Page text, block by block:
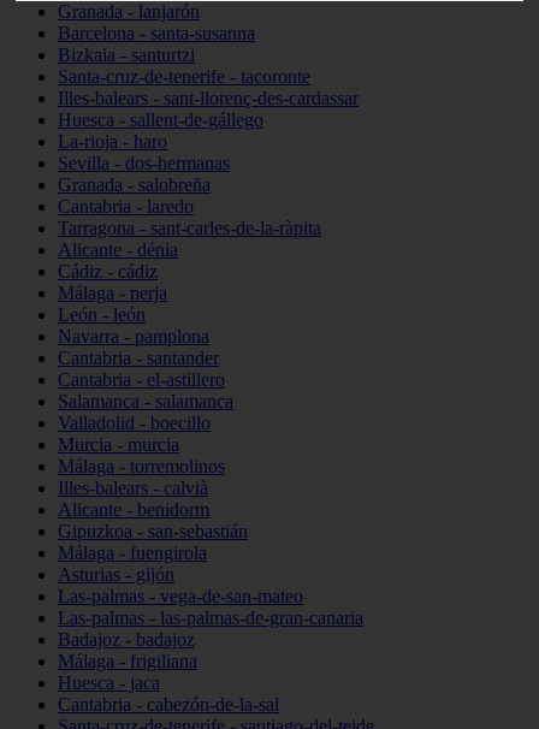
Granada - lanjarón
Barcelona - santa-susanna
Bizkaia - santurtzi
Santa-cruz-de-tenerife - tacoronte
Illes-balears - sant-llorenç-des-cardassar
Huesca - sallent-de-gállego
La-rioja - haro
Sevilla - dos-hermanas
Granada - salobreña
Cantabria - laredo
Tarragona - sant-carles-de-la-ràpita
Alicante - dénia
Cádiz - cádiz
Málaga - nerja
León - león
Navarra - pamplona
Cantabria - santander
Cantabria - el-astillero
Salamanca - salamanca
Valladolid - boecillo
Murcia - murcia
Málaga - torremolinos
Illes-balears - calvià
Alicante - benidorm
Gipuzkoa - san-sebastián
Málaga - fuengirola
Asturias - gijón
Las-palmas - vega-de-san-mateo
Las-palmas - las-palmas-de-gran-canaria
Badajoz - badajoz
Málaga - frigiliana
Huesca - jaca
Cantabria - cabezón-de-la-sal